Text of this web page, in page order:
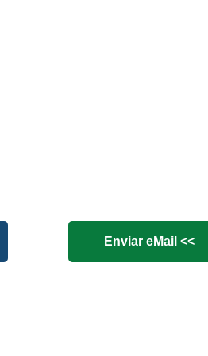
Enviar eMail <<